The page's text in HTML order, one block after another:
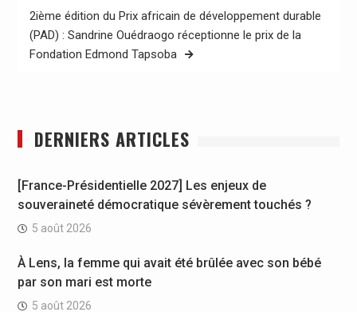
2ième édition du Prix africain de développement durable
(PAD) : Sandrine Ouédraogo réceptionne le prix de la
Fondation Edmond Tapsoba
DERNIERS ARTICLES
[France-Présidentielle 2027] Les enjeux de
souveraineté démocratique sévèrement touchés ?
5 août 2026
À Lens, la femme qui avait été brûlée avec son bébé
par son mari est morte
5 août 2026